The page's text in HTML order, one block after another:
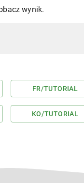
wynik.
FR/TUTORIAL
KO/TUTORIAL